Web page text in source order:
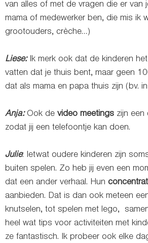
van alles of met de vragen die er van
mama of medewerker ben, die mis ik
grootouders, crèche…)
Liese: Ik merk ook dat de kinderen
vatten dat je thuis bent, maar geen
dat als mama en papa thuis zijn (bv.
Anja: Ook de video meetings zijn
zodat jij een telefoontje kan doen.
Julie: Ietwat oudere kinderen zijn
buiten spelen. Zo heb jij even een
dat een ander verhaal. Hun
aanbieden. Dat is dan ook meteen
knutselen, tot spelen met lego,
heel wat tips voor activiteiten met
ze fantastisch. Ik probeer ook elke